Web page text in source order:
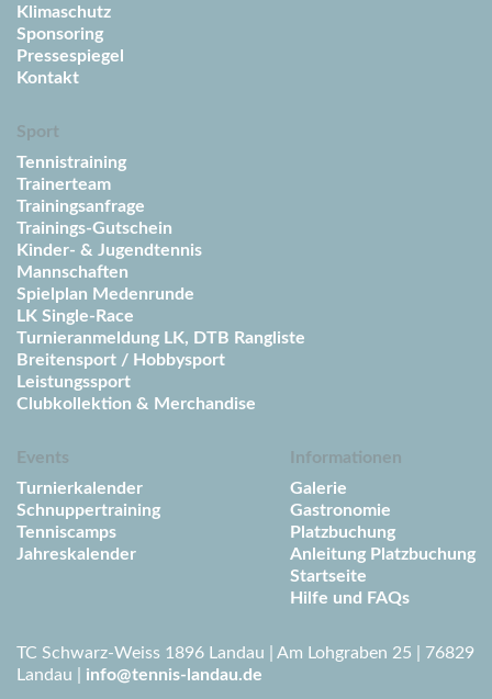
Klimaschutz
Sponsoring
Pressespiegel
Kontakt
Sport
Tennistraining
Trainerteam
Trainingsanfrage
Trainings-Gutschein
Kinder- & Jugendtennis
Mannschaften
Spielplan Medenrunde
LK Single-Race
Turnieranmeldung LK, DTB Rangliste
Breitensport / Hobbysport
Leistungssport
Clubkollektion & Merchandise
Events
Turnierkalender
Schnuppertraining
Tenniscamps
Jahreskalender
Informationen
Galerie
Gastronomie
Platzbuchung
Anleitung Platzbuchung
Startseite
Hilfe und FAQs
TC Schwarz-Weiss 1896 Landau | Am Lohgraben 25 | 76829
Landau | info@tennis-landau.de